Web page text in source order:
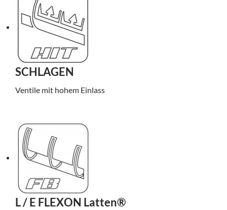
SCHLAGEN
Ventile mit hohem Einlass
L / E FLEXON Latten®